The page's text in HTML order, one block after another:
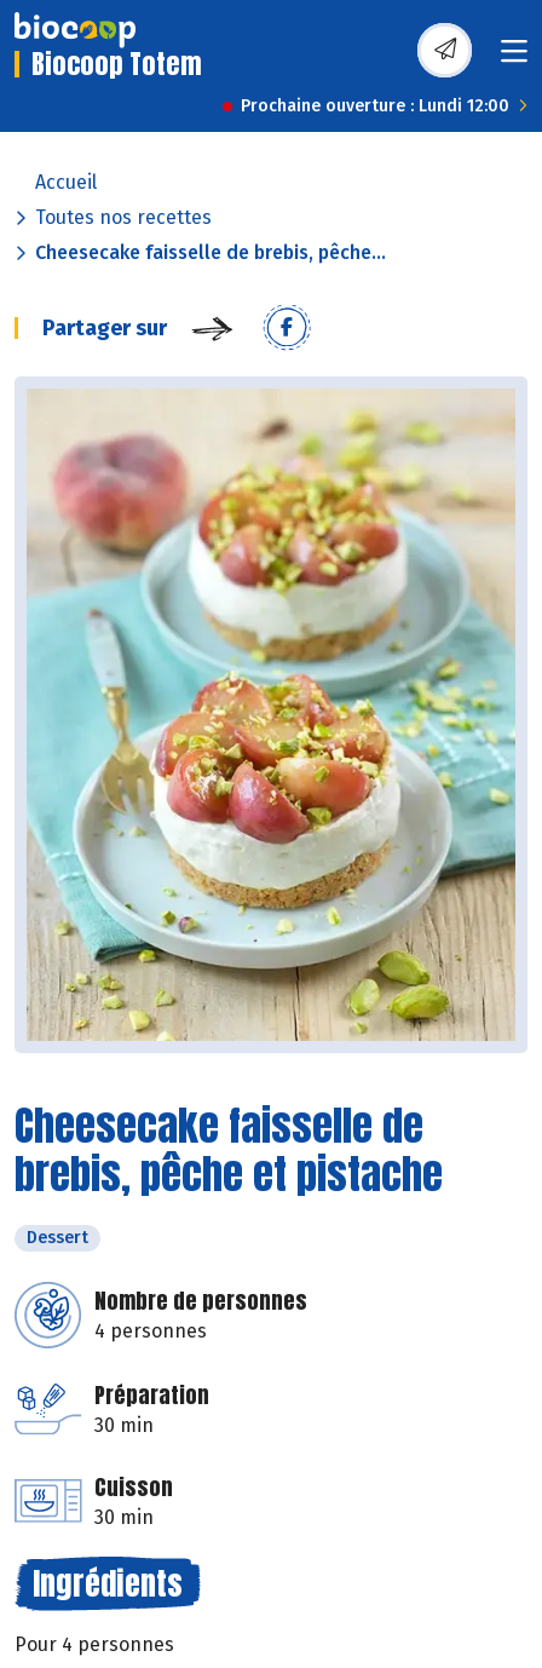
Biocoop Totem
Prochaine ouverture : Lundi 12:00
Accueil
Toutes nos recettes
Cheesecake faisselle de brebis, pêche...
Partager sur
Cheesecake faisselle de
brebis, pêche et pistache
Dessert
Nombre de personnes
4 personnes
Préparation
30 min
Cuisson
30 min
Ingrédients
Pour 4 personnes